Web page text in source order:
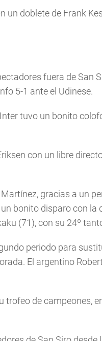
un doblete de Frank
fuera de San
5-1 ante el Udinese.
tuvo un bonito
con un libre
gracias a un
bonito disparo con la
(71), con su 24º
periodo para
El argentino
de campeones,